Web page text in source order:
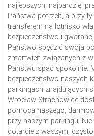
najlepszych, najbardziej
Państwa potrzeb, a przy
transferem na lotnisko
bezpieczeństwo i
Państwo spędzić swoją
zmartwień związanych z
Państwu spać spokojnie.
bezpieczeństwo naszych
parkingach znajdujących
Wrocław Strachowice
pomocą naszego,
przy naszym parkingu.
dotarcie z waszym,